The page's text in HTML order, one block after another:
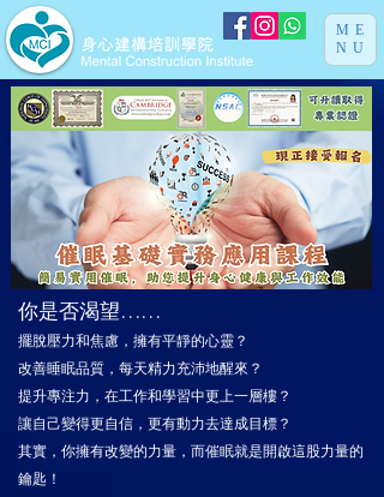
ME
NU
你是否渴望……
擺脫壓力和焦慮，擁有平靜的心靈？
改善睡眠品質，每天精力充沛地醒來？
提升專注力，在工作和學習中更上一層樓？
讓自己變得更自信，更有動力去達成目標？
其實，你擁有改變的力量，而催眠就是開啟這股力量的
鑰匙！